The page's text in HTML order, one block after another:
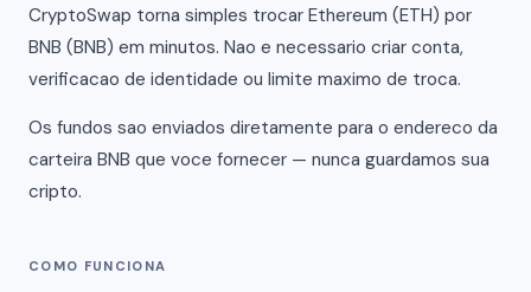
CryptoSwap torna simples trocar Ethereum (ETH) por
BNB (BNB) em minutos. Nao e necessario criar conta,
verificacao de identidade ou limite maximo de troca.
Os fundos sao enviados diretamente para o endereco da
carteira BNB que voce fornecer — nunca guardamos sua
cripto.
COMO FUNCIONA